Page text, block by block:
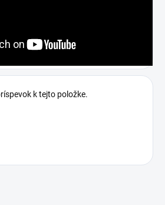
k tejto položke.